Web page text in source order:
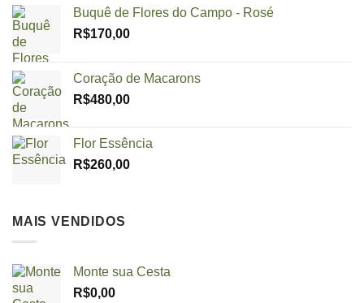
Buquê de Flores do Campo - Rosé
R$170,00
Coração de Macarons
R$480,00
Flor Essência
R$260,00
MAIS VENDIDOS
Monte sua Cesta
R$0,00